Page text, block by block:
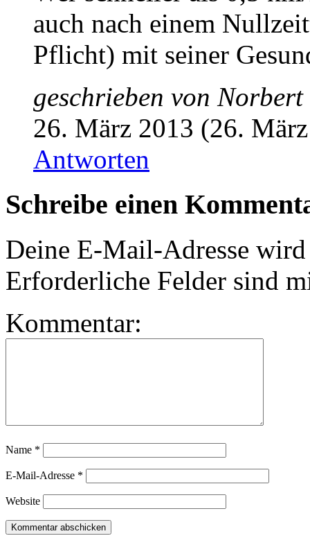
auch nach einem
Pflicht) mit seiner
geschrieben von Norbert
26. März 2013 (26.
Antworten
Schreibe einen
Deine E-Mail-Adresse
Erforderliche Felder sind
Kommentar:
Name *
E-Mail-Adresse *
Website